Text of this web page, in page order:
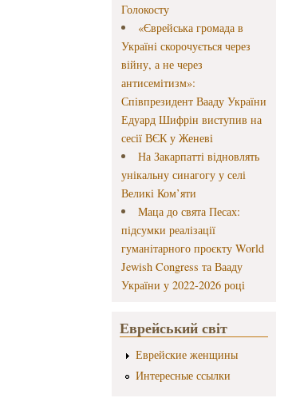
Голокосту
«Єврейська громада в
Україні скорочується через
війну, а не через
антисемітизм»:
Співпрезидент Вааду України
Едуард Шифрін виступив на
сесії ВЄК у Женеві
На Закарпатті відновлять
унікальну синагогу у селі
Великі Ком’яти
Маца до свята Песах:
підсумки реалізації
гуманітарного проєкту World
Jewish Congress та Вааду
України у 2022-2026 році
Еврейський світ
Еврейские женщины
Интересные ссылки